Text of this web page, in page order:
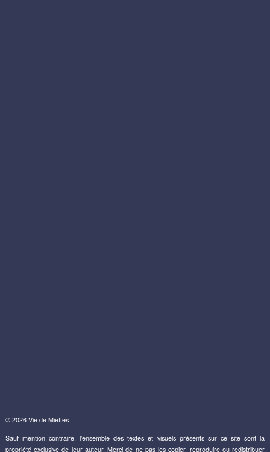
© 2026 Vie de Miettes
Sauf mention contraire, l'ensemble des textes et visuels présents sur ce site sont la
propriété exclusive de leur auteur. Merci de ne pas les copier, reproduire ou redistribuer